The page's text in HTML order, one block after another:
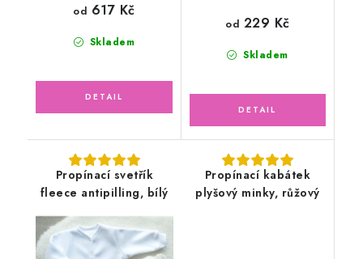
Skladem
od 617 Kč
Skladem
od 229 Kč
Propínací svetřík
fleece antipilling, bílý
Propínací kabátek
plyšový minky, růžový